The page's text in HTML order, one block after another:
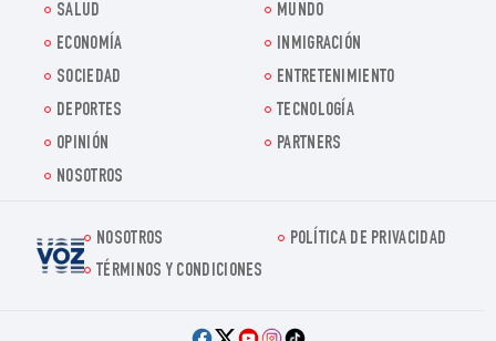
SALUD
MUNDO
ECONOMÍA
INMIGRACIÓN
SOCIEDAD
ENTRETENIMIENTO
DEPORTES
TECNOLOGÍA
OPINIÓN
PARTNERS
NOSOTROS
Voz.us
NOSOTROS
POLÍTICA DE PRIVACIDAD
TÉRMINOS Y CONDICIONES